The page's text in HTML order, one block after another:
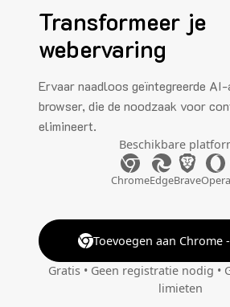
Transformeer je
webervaring
Ervaar naadloos geïntegreerde
browser, die de noodzaak voor
elimineert.
Beschikbare
ChromeEdgeBraveOpera
Toevoegen aan Chrome
Gratis • Geen registratie nodig •
limieten